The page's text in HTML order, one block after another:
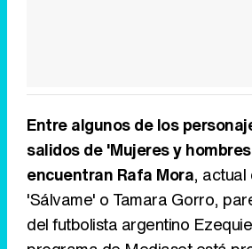
Entre algunos de los
salidos de 'Mujeres y
encuentran Rafa Mora,
'Sálvame' o Tamara Gorro,
del futbolista argentino